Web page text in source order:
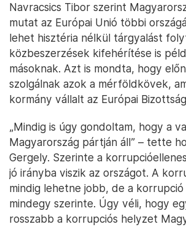
Navracsics Tibor szerint
mutat az Európai Unió többi
lehet hisztéria nélkül tárgyalást
közbeszerzések kifehérítése is
másoknak. Azt is mondta, hogy
szolgálnak azok a mérföldkövek,
kormány vállalt az Európai
„Mindig is úgy gondoltam, hogy a
Magyarország pártján áll” – tette
Gergely. Szerinte a
jó irányba viszik az országot. A
mindig lehetne jobb, de a
mindegy szerinte. Úgy véli, hogy
rosszabb a korrupciós helyzet